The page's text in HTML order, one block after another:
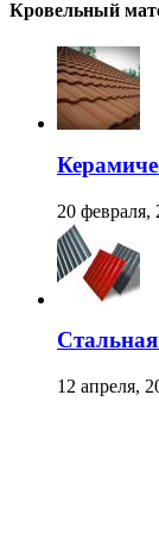
Кровельный
20 февраля,
12 апреля,